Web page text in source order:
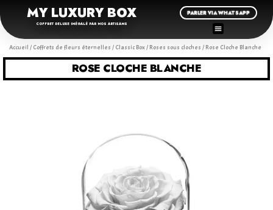
MY LUXURY BOX
COFFRET DELUXE INÉGALÉ PAR NOS ARTISANS
PARLER VIA WHATSAPP
Accueil / Coffrets de fleurs éternelles / Classic Box/ Roses sous cloches / Rose Cloche Blanche
ROSE CLOCHE BLANCHE